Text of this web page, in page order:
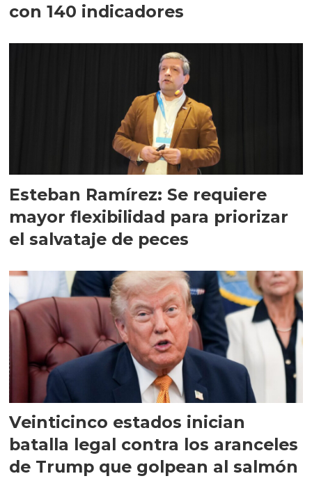
con 140 indicadores
Esteban Ramírez: Se requiere
mayor flexibilidad para priorizar
el salvataje de peces
Veinticinco estados inician
batalla legal contra los aranceles
de Trump que golpean al salmón